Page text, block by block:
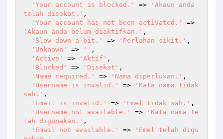
'Your account is blocked.'
=>
'Akaun anda
telah disekat.' ,
'Your account has not been activated.'
'Akaun anda belum diaktifkan.' ,
'Slow down a bit.'
=> 'Perlahan sikit.' ,
'Unknown'
=> '' ,
'Active'
=> 'Aktif' ,
'Blocked'
=> 'Disekat' ,
'Name required.'
=> 'Nama diperlukan.' ,
'Username is invalid.'
=>
'Kata nama tidak
sah.' ,
'Email is invalid.'
=> 'Emel tidak sah.' ,
'Username not available.'
=>
'Kata nama te
lah digunakan.' ,
'Email not available.'
=>
'Emel telah digu